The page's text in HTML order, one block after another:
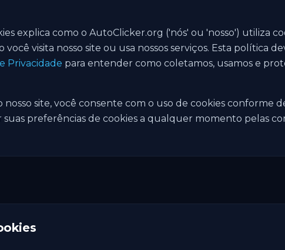
explica como o AutoClicker.org ('nós' ou 'nosso') utiliza
visita nosso site ou usa nossos serviços. Esta política
Privacidade para entender como coletamos, usamos e
site, você consente com o uso de cookies conforme
suas preferências de cookies a qualquer momento pelas